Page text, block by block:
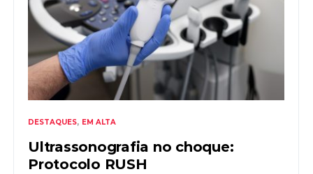
DESTAQUES EM ALTA
Ultrassonografia no choque:
Protocolo RUSH